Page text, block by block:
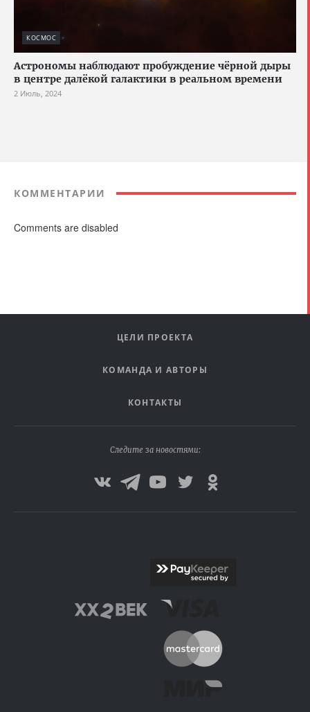
КОСМОС
Астрономы наблюдают пробуждение чёрной дыры
в центре далёкой галактики в реальном времени
2 Июль, 2024
КОММЕНТАРИИ
Comments are disabled
ЦЕЛИ ПРОЕКТА
КОМАНДА И АВТОРЫ
КОНТАКТЫ
Следите за новостями: